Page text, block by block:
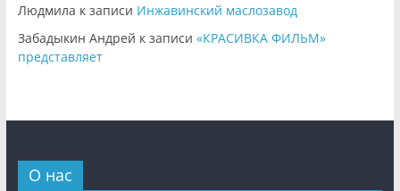
Людмила к записи Инжавинский маслозавод
Забадыкин Андрей к записи «КРАСИВКА ФИЛЬМ»
представляет
О нас